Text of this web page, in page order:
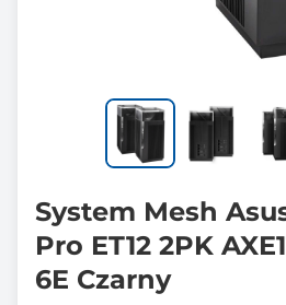
System Mesh
Pro ET12 2PK
6E Czarny